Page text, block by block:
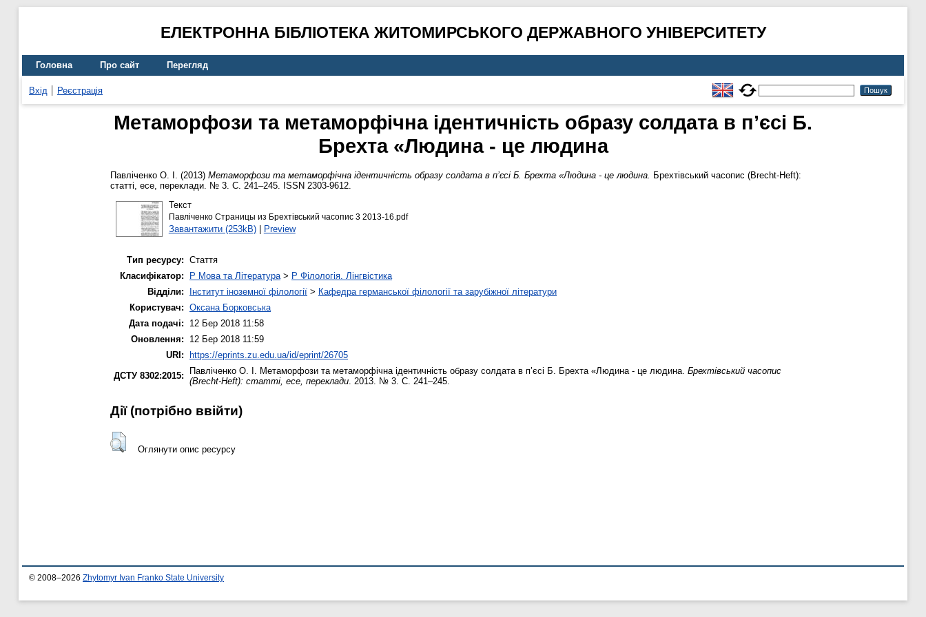
ЕЛЕКТРОННА БІБЛІОТЕКА ЖИТОМИРСЬКОГО ДЕРЖАВНОГО УНІВЕРСИТЕТУ
Головна Про сайт Перегляд
Вхід Реєстрація
Метаморфози та метаморфічна ідентичність образу солдата в п’єсі Б.
Брехта «Людина - це людина
Павліченко О. І. (2013) Метаморфози та метаморфічна ідентичність образу солдата в п’єсі Б. Брехта «Людина - це людина. Брехтівський часопис (Brecht-Heft):
статті, есе, переклади. № 3. С. 241–245. ISSN 2303-9612.
Текст
Павліченко Страницы из Брехтівський часопис 3 2013-16.pdf
Завантажити (253kB)| Preview
Тип ресурсу: Стаття
Класифікатор:
P Мова та Література> P Філологія. Лінгвістика
Відділи:
Інститут іноземної філології > Кафедра германської філології та зарубіжної літератури
Користувач: Оксана Борковська
Дата подачі:
12 Бер 2018 11:58
Оновлення:
12 Бер 2018 11:59
URI:
https://eprints.zu.edu.ua/id/eprint/26705
ДСТУ 8302:2015:
Павліченко О. І. Метаморфози та метаморфічна ідентичність образу солдата в п’єсі Б. Брехта «Людина - це людина. Брехтівський часопис
(Brecht-Heft): статті, есе, переклади. 2013. № 3. С. 241–245.
Дії ​​(потрібно ввійти)
Оглянути опис ресурсу
© 2008–2026 Zhytomyr Ivan Franko State University